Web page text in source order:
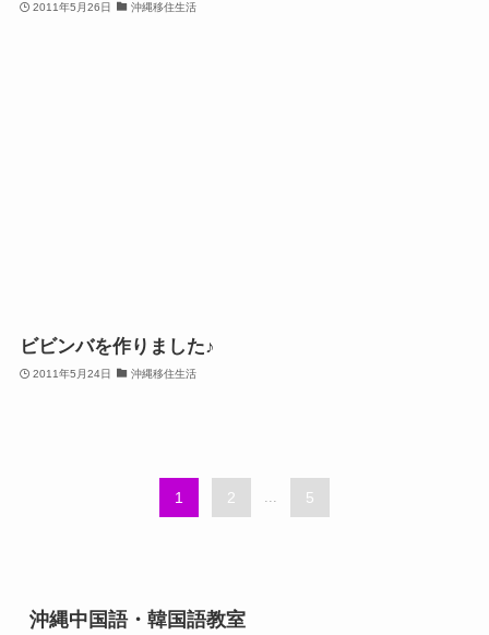
2011年5月26日 沖縄移住生活
ビビンバを作りました♪
2011年5月24日 沖縄移住生活
1 2 ... 5
沖縄中国語・韓国語教室